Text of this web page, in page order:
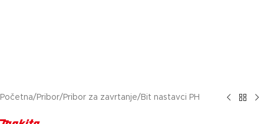
Početna/ Pribor/ Pribor za zavrtanje/ Bit nastavci PH